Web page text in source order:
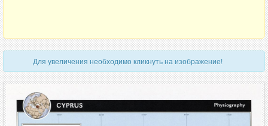
Для увеличения необходимо кликнуть на изображение!